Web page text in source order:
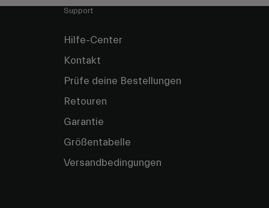
Support
Hilfe-Center
Kontakt
Prüfe deine Bestellungen
Retouren
Garantie
Größentabelle
Versandbedingungen